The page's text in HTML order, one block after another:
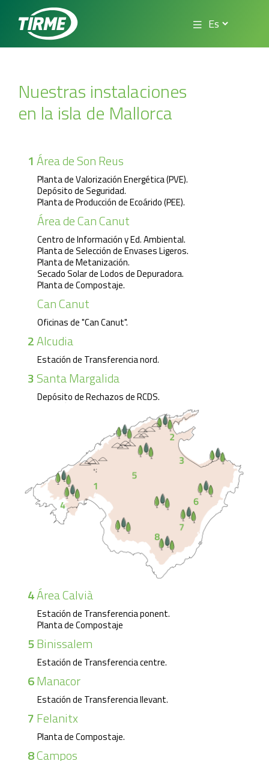
Nuestras instalaciones
en la isla de Mallorca
1Área de Son Reus
Planta de Valorización Energética (PVE).
Depósito de Seguridad.
Planta de Producción de Ecoárido (PEE).
Área de Can Canut
Centro de Información y Ed. Ambiental.
Planta de Selección de Envases Ligeros.
Planta de Metanización.
Secado Solar de Lodos de Depuradora.
Planta de Compostaje.
Can Canut
Oficinas de "Can Canut".
2Alcudia
Estación de Transferencia nord.
3Santa Margalida
Depósito de Rechazos de RCDS.
4Área Calvià
Estación de Transferencia ponent.
Planta de Compostaje
5Binissalem
Estación de Transferencia centre.
6Manacor
Estación de Transferencia llevant.
7Felanitx
Planta de Compostaje.
8Campos